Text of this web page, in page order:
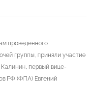
проведенного
группы, приняли участие
первый вице-
РФ (ФПА) Евгений